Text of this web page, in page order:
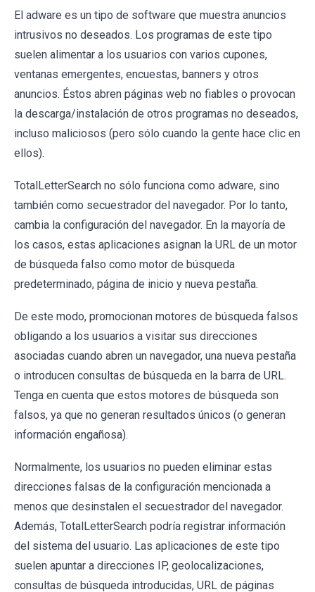
El adware es un tipo de software que muestra anuncios
intrusivos no deseados. Los programas de este tipo
suelen alimentar a los usuarios con varios cupones,
ventanas emergentes, encuestas, banners y otros
anuncios. Éstos abren páginas web no fiables o provocan
la descarga/instalación de otros programas no deseados,
incluso maliciosos (pero sólo cuando la gente hace clic en
ellos).
TotalLetterSearch no sólo funciona como adware, sino
también como secuestrador del navegador. Por lo tanto,
cambia la configuración del navegador. En la mayoría de
los casos, estas aplicaciones asignan la URL de un motor
de búsqueda falso como motor de búsqueda
predeterminado, página de inicio y nueva pestaña.
De este modo, promocionan motores de búsqueda falsos
obligando a los usuarios a visitar sus direcciones
asociadas cuando abren un navegador, una nueva pestaña
o introducen consultas de búsqueda en la barra de URL.
Tenga en cuenta que estos motores de búsqueda son
falsos, ya que no generan resultados únicos (o generan
información engañosa).
Normalmente, los usuarios no pueden eliminar estas
direcciones falsas de la configuración mencionada a
menos que desinstalen el secuestrador del navegador.
Además, TotalLetterSearch podría registrar información
del sistema del usuario. Las aplicaciones de este tipo
suelen apuntar a direcciones IP, geolocalizaciones,
consultas de búsqueda introducidas, URL de páginas